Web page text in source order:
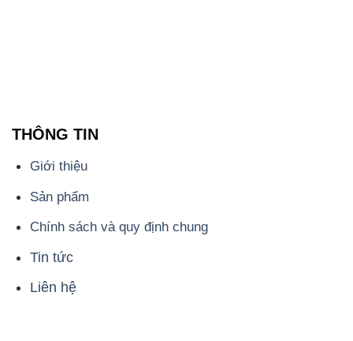
THÔNG TIN
Giới thiệu
Sản phẩm
Chính sách và quy định chung
Tin tức
Liên hệ